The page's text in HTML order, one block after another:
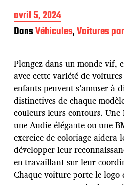
D
a
t
e
p
u
b
l
i
c
a
t
i
o
n
avril 5, 2024
DansVéhicules,Voitures
Plongez dans un monde vif,
avec cette variété de
enfants peuvent s’amuser à
distinctives de chaque
couleurs leurs contours.
une Audie élégante ou une
exercice de coloriage aidera
développer leur
en travaillant sur leur
Chaque voiture porte le logo